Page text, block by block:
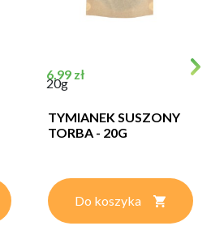
Cena
6,99 zł
20g
TYMIANEK SUSZONY
TORBA - 20G
Do koszyka